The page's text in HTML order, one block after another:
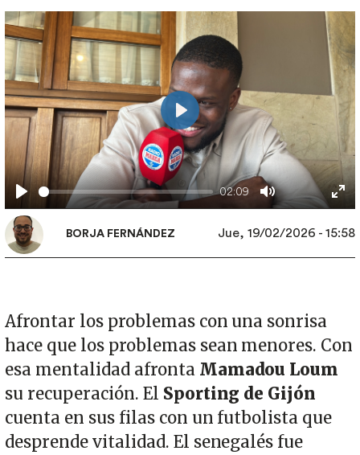
Play
02:09
Mute
Play
BORJA FERNÁNDEZ Jue, 19/02/2026 - 15:58
Afrontar los problemas con una sonrisa
hace que los problemas sean menores. Con
esa mentalidad afronta Mamadou Loum
su recuperación. El Sporting de Gijón
cuenta en sus filas con un futbolista que
desprende vitalidad. El senegalés fue